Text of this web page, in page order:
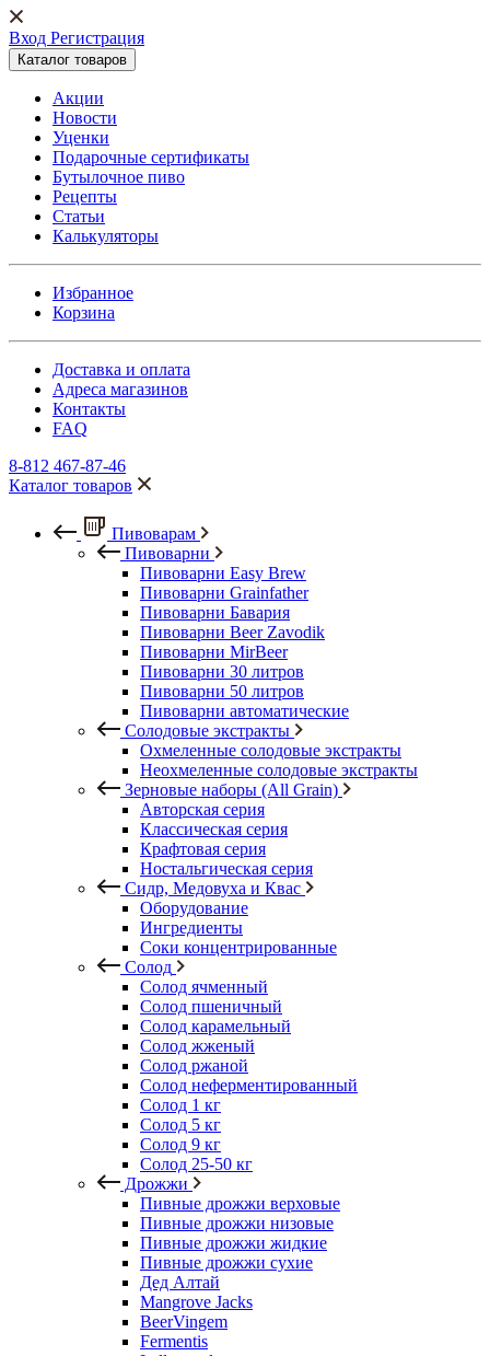
Вход Регистрация
Каталог товаров
Акции
Новости
Уценки
Подарочные сертификаты
Бутылочное пиво
Рецепты
Статьи
Калькуляторы
Избранное
Корзина
Доставка и оплата
Адреса магазинов
Контакты
FAQ
8-812 467-87-46
Каталог товаров
Пивоварам
Пивоварни
Пивоварни Easy Brew
Пивоварни Grainfather
Пивоварни Бавария
Пивоварни Beer Zavodik
Пивоварни MirBeer
Пивоварни 30 литров
Пивоварни 50 литров
Пивоварни автоматические
Солодовые экстракты
Охмеленные солодовые экстракты
Неохмеленные солодовые экстракты
Зерновые наборы (All Grain)
Авторская серия
Классическая серия
Крафтовая серия
Ностальгическая серия
Сидр, Медовуха и Квас
Оборудование
Ингредиенты
Соки концентрированные
Солод
Солод ячменный
Солод пшеничный
Солод карамельный
Солод жженый
Солод ржаной
Солод неферментированный
Солод 1 кг
Солод 5 кг
Солод 9 кг
Солод 25-50 кг
Дрожжи
Пивные дрожжи верховые
Пивные дрожжи низовые
Пивные дрожжи жидкие
Пивные дрожжи сухие
Дед Алтай
Mangrove Jacks
BeerVingem
Fermentis